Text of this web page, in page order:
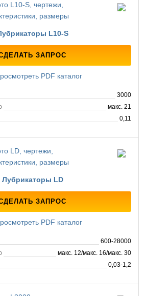
L10-S
ЗАПРОС
PDF каталог
3000
макс. 21
0,11
Лубрикаторы LD
ЗАПРОС
PDF каталог
600-28000
макс. 12/макс. 16/макс. 30
0,03-1,2